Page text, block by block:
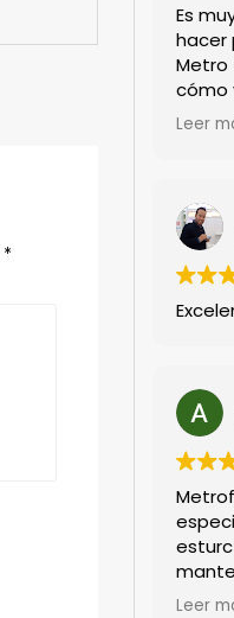
*
Es
hacer
Metro
cómo
Leer
en el
Leer